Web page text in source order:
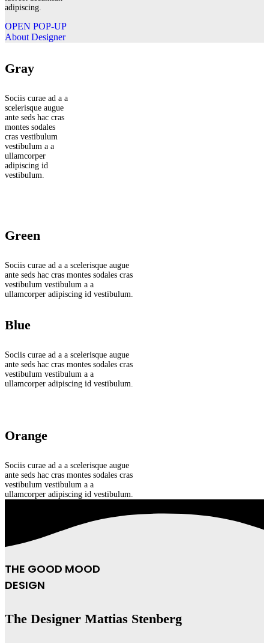
adipiscing.
OPEN POP-UP
About Designer
Gray
Sociis curae ad a a
scelerisque augue
ante seds hac cras
montes sodales
cras vestibulum
vestibulum a a
ullamcorper
adipiscing id
vestibulum.
Green
Sociis curae ad a a scelerisque augue
ante seds hac cras montes sodales cras
vestibulum vestibulum a a
ullamcorper adipiscing id vestibulum.
Blue
Sociis curae ad a a scelerisque augue
ante seds hac cras montes sodales cras
vestibulum vestibulum a a
ullamcorper adipiscing id vestibulum.
Orange
Sociis curae ad a a scelerisque augue
ante seds hac cras montes sodales cras
vestibulum vestibulum a a
ullamcorper adipiscing id vestibulum.
THE GOOD MOOD
DESIGN
The Designer Mattias Stenberg